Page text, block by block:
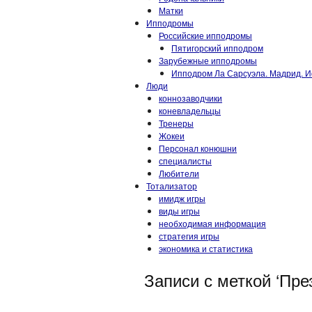
Матки
Ипподромы
Российские ипподромы
Пятигорский ипподром
Зарубежные ипподромы
Ипподром Ла Сарсуэла. Мадрид.
Люди
коннозаводчики
коневладельцы
Тренеры
Жокеи
Персонал конюшни
специалисты
Любители
Тотализатор
имидж игры
виды игры
необходимая информация
стратегия игры
экономика и статистика
Записи с меткой